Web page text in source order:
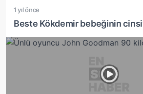
1 yıl önce
Beste Kökdemir bebeğinin